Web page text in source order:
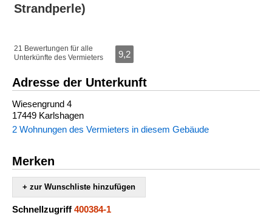
Strandperle)
21 Bewertungen für alle
Unterkünfte des Vermieters
9,2
Adresse der Unterkunft
Wiesengrund 4
17449 Karlshagen
2 Wohnungen des Vermieters in diesem Gebäude
Merken
+ zur Wunschliste hinzufügen
Schnellzugriff 400384-1